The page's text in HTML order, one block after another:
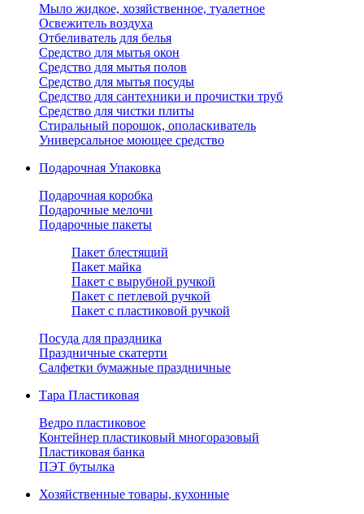
Мыло жидкое, хозяйственное, туалетное
Освежитель воздуха
Отбеливатель для белья
Средство для мытья окон
Средство для мытья полов
Средство для мытья посуды
Средство для сантехники и прочистки труб
Средство для чистки плиты
Стиральный порошок, ополаскиватель
Универсальное моющее средство
Подарочная Упаковка
Подарочная коробка
Подарочные мелочи
Подарочные пакеты
Пакет блестящий
Пакет майка
Пакет с вырубной ручкой
Пакет с петлевой ручкой
Пакет с пластиковой ручкой
Посуда для праздника
Праздничные скатерти
Салфетки бумажные праздничные
Тара Пластиковая
Ведро пластиковое
Контейнер пластиковый многоразовый
Пластиковая банка
ПЭТ бутылка
Хозяйственные товары, кухонные